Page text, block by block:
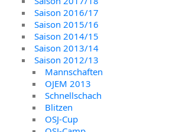
Saison 2016/17
Saison 2015/16
Saison 2014/15
Saison 2013/14
Saison 2012/13
Mannschaften
OJEM 2013
Schnellschach
Blitzen
OSJ-Cup